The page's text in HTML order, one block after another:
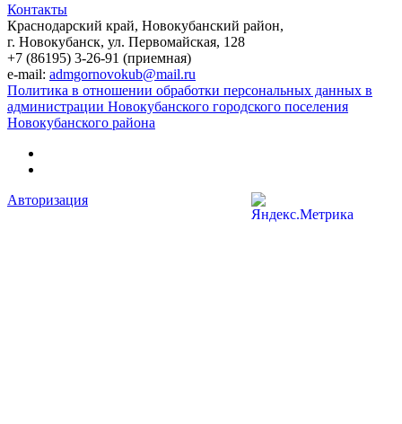
Контакты
Краснодарский край, Новокубанский район,
г. Новокубанск, ул. Первомайская, 128
+7 (86195) 3-26-91 (приемная)
e-mail: admgornovokub@mail.ru
Политика в отношении обработки персональных данных в
администрации Новокубанского городского поселения
Новокубанского района
Авторизация